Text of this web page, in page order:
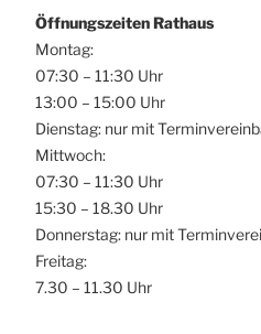
Öffnungszeiten Rathaus
Montag:
07:30 – 11:30 Uhr
13:00 – 15:00 Uhr
Dienstag: nur mit
Mittwoch:
07:30 – 11:30 Uhr
15:30 – 18.30 Uhr
Donnerstag: nur mit
Freitag:
7.30 – 11.30 Uhr